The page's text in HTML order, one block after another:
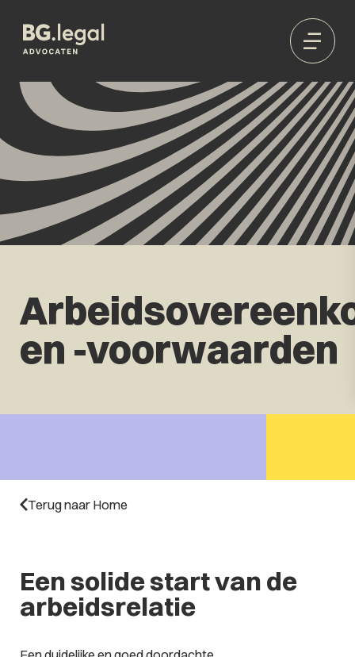
en -voorwaarden
Terug naar Home
Een solide start van de
arbeidsrelatie